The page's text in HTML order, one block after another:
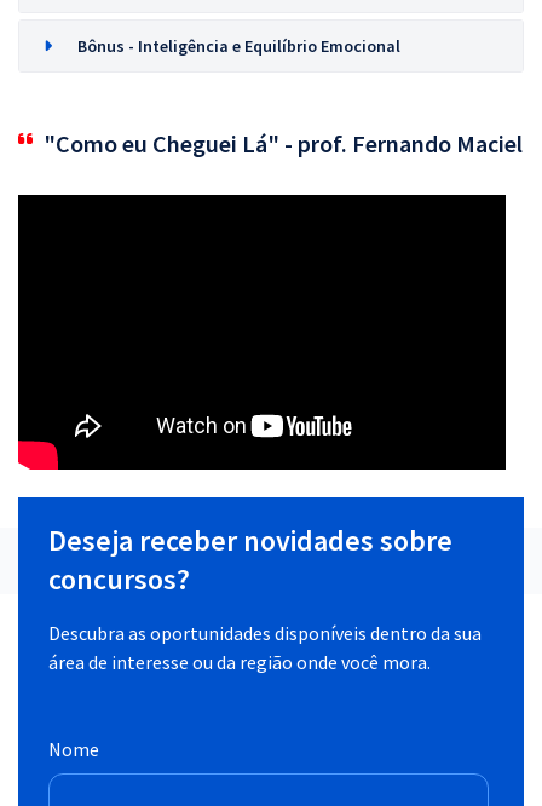
Bônus - Inteligência e Equilíbrio Emocional
"Como eu Cheguei Lá" - prof. Fernando Maciel
Deseja receber novidades sobre
concursos?
Descubra as oportunidades disponíveis dentro da sua
área de interesse ou da região onde você mora.
Nome